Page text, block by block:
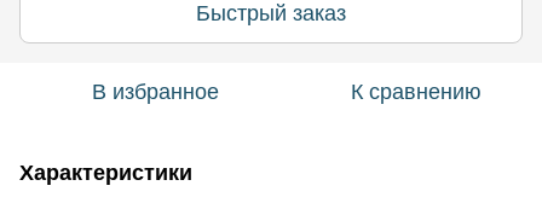
Быстрый заказ
В избранное К сравнению
Характеристики